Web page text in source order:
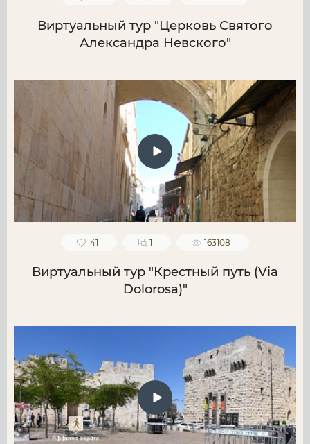
Виртуальный тур "Церковь Святого
Александра Невского"
41 1 163108
Виртуальный тур "Крестный путь (Via
Dolorosa)"